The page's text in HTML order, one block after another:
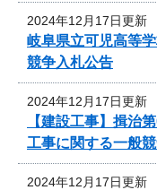
2024年12月17日更新
岐阜県立可児高等
競争入札公告
2024年12月17日更新
【建設工事】揖治
工事に関する一般
2024年12月17日更新